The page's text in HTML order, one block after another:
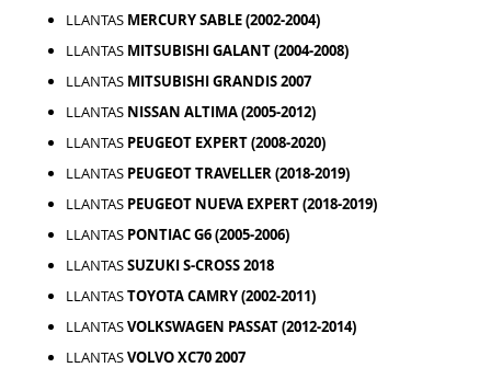
LLANTAS MERCURY SABLE (2002-2004)
LLANTAS MITSUBISHI GALANT (2004-2008)
LLANTAS MITSUBISHI GRANDIS 2007
LLANTAS NISSAN ALTIMA (2005-2012)
LLANTAS PEUGEOT EXPERT (2008-2020)
LLANTAS PEUGEOT TRAVELLER (2018-2019)
LLANTAS PEUGEOT NUEVA EXPERT (2018-2019)
LLANTAS PONTIAC G6 (2005-2006)
LLANTASSUZUKI S-CROSS 2018
LLANTASTOYOTA CAMRY (2002-2011)
LLANTASVOLKSWAGEN PASSAT (2012-2014)
LLANTASVOLVO XC70 2007